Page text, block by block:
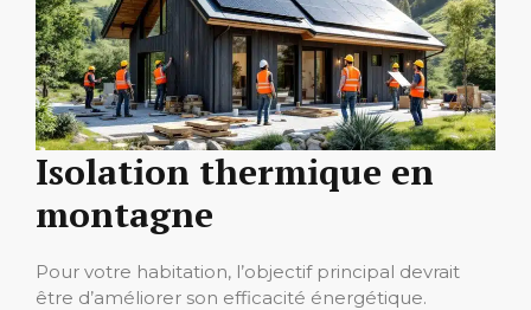
Isolation thermique en
montagne
Pour votre habitation, l’objectif principal devrait
être d’améliorer son efficacité énergétique.